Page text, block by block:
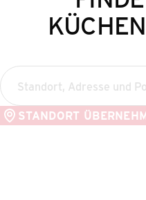
studio.finder.studio.search
STANDORT